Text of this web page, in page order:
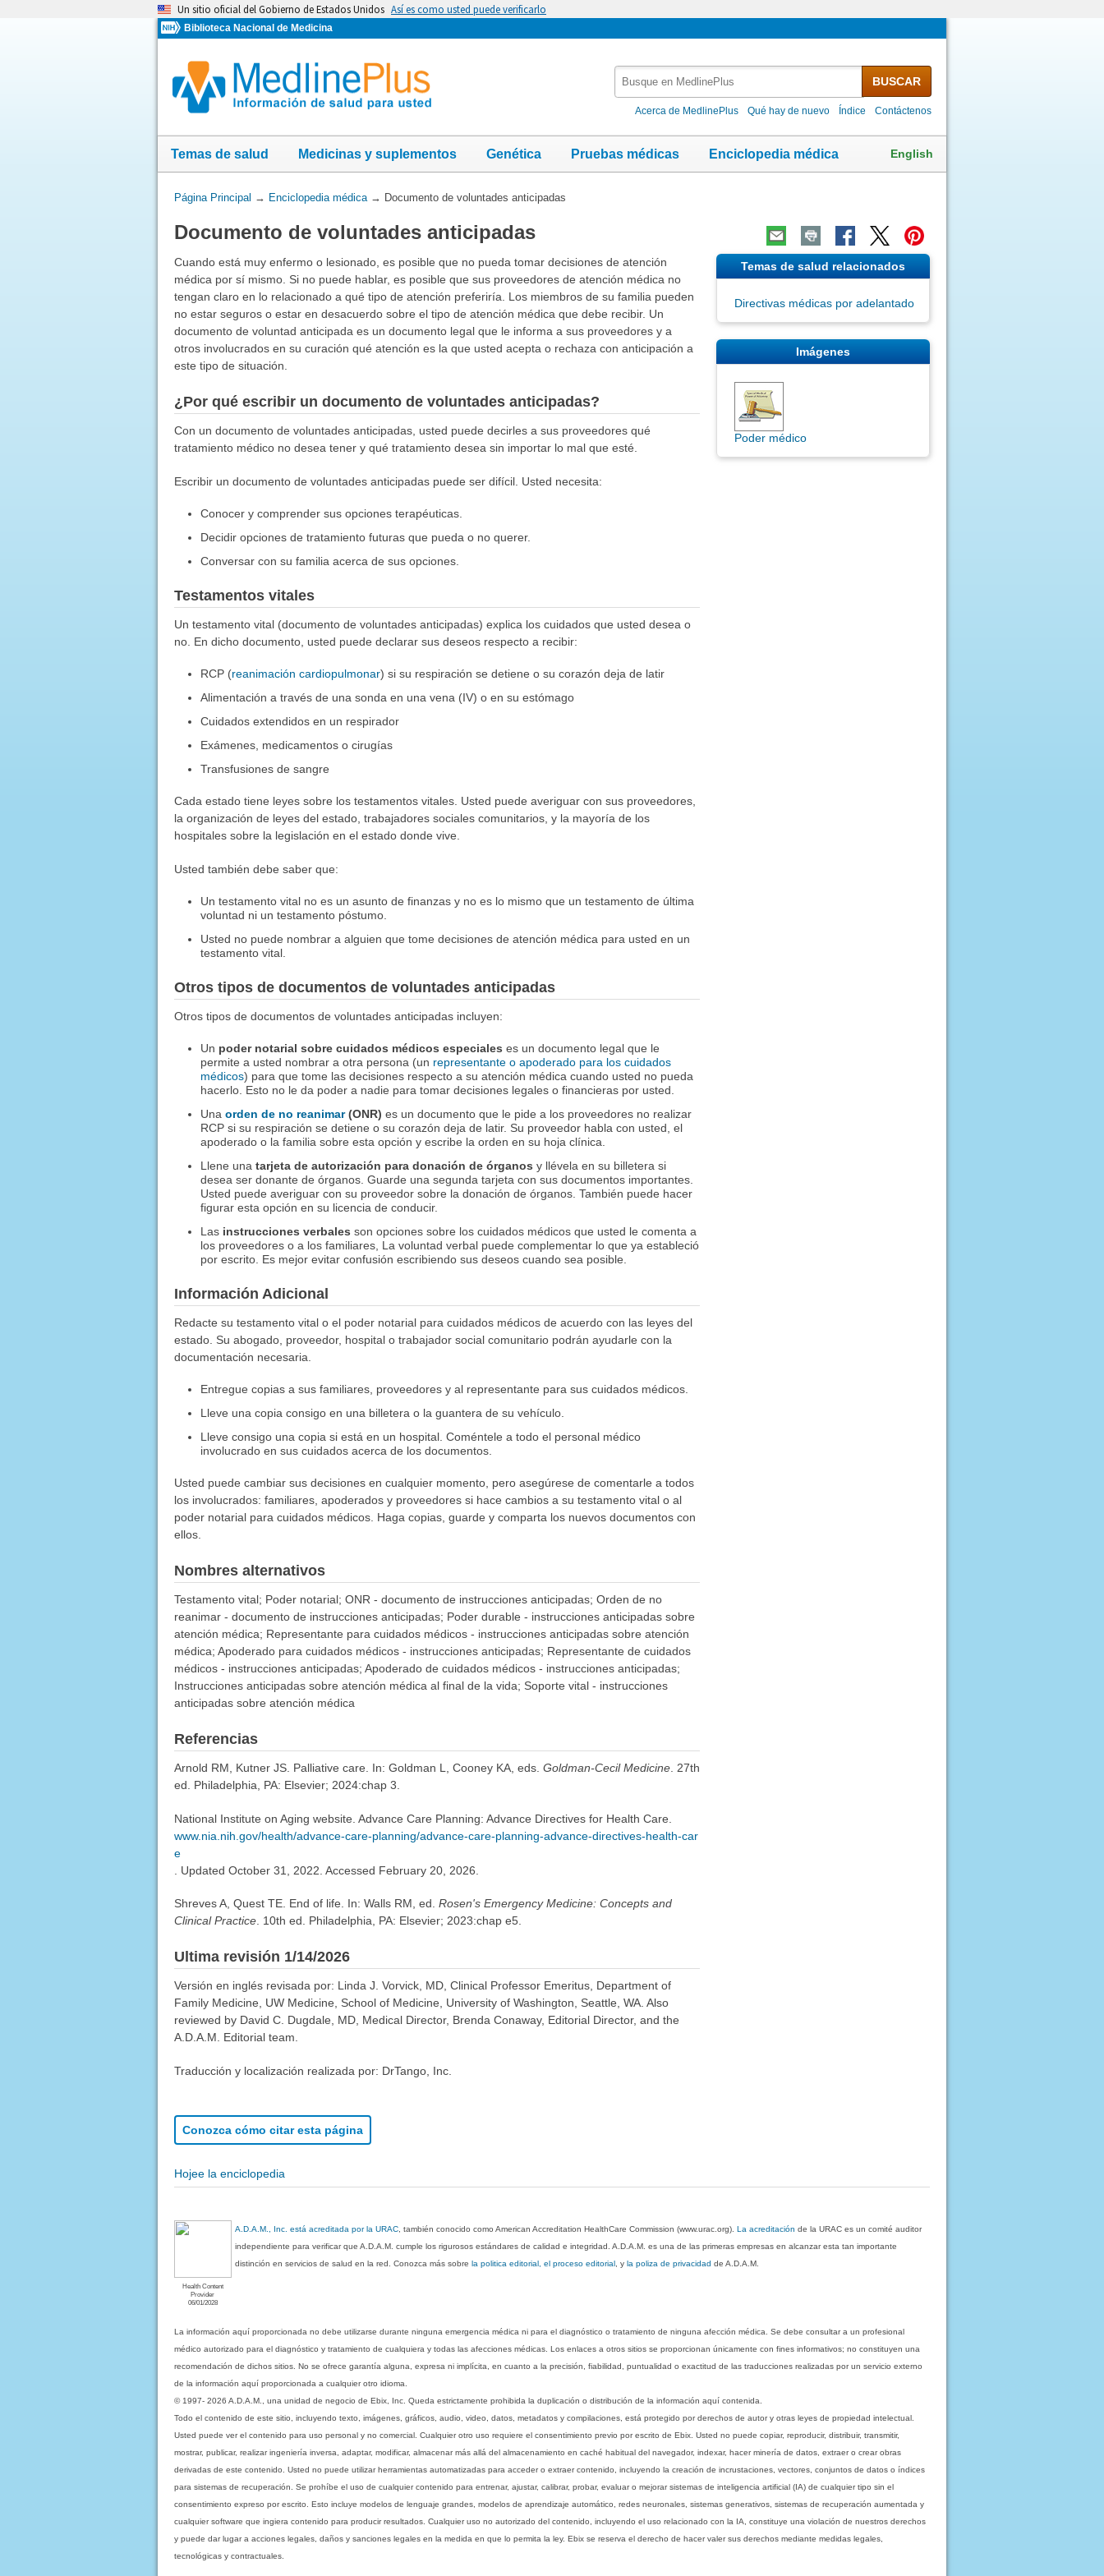
Un sitio oficial del Gobierno de Estados Unidos Así es como usted puede verificarlo
Biblioteca Nacional de Medicina
MedlinePlus
BUSCAR
Acerca de MedlinePlus Qué hay de nuevo Índice Contáctenos
Temas de salud Medicinas y suplementos Genética Pruebas médicas Enciclopedia médica English
Usted
aquí:
Página Principal → Enciclopedia médica→ Documento de voluntades anticipadas
Documento de voluntades anticipadas
Cuando está muy enfermo o lesionado, es posible que no pueda tomar decisiones de atención
médica por sí mismo. Si no puede hablar, es posible que sus proveedores de atención médica no
tengan claro en lo relacionado a qué tipo de atención preferiría. Los miembros de su familia pueden
no estar seguros o estar en desacuerdo sobre el tipo de atención médica que debe recibir. Un
documento de voluntad anticipada es un documento legal que le informa a sus proveedores y a
otros involucrados en su curación qué atención es la que usted acepta o rechaza con anticipación a
este tipo de situación.
¿Por qué escribir un documento de voluntades anticipadas?
Con un documento de voluntades anticipadas, usted puede decirles a sus proveedores qué
tratamiento médico no desea tener y qué tratamiento desea sin importar lo mal que esté.
Escribir un documento de voluntades anticipadas puede ser difícil. Usted necesita:
Conocer y comprender sus opciones terapéuticas.
Decidir opciones de tratamiento futuras que pueda o no querer.
Conversar con su familia acerca de sus opciones.
Testamentos vitales
Un testamento vital (documento de voluntades anticipadas) explica los cuidados que usted desea o
no. En dicho documento, usted puede declarar sus deseos respecto a recibir:
RCP (reanimación cardiopulmonar) si su respiración se detiene o su corazón deja de latir
Alimentación a través de una sonda en una vena (IV) o en su estómago
Cuidados extendidos en un respirador
Exámenes, medicamentos o cirugías
Transfusiones de sangre
Cada estado tiene leyes sobre los testamentos vitales. Usted puede averiguar con sus proveedores,
la organización de leyes del estado, trabajadores sociales comunitarios, y la mayoría de los
hospitales sobre la legislación en el estado donde vive.
Usted también debe saber que:
Un testamento vital no es un asunto de finanzas y no es lo mismo que un testamento de última
voluntad ni un testamento póstumo.
Usted no puede nombrar a alguien que tome decisiones de atención médica para usted en un
testamento vital.
Otros tipos de documentos de voluntades anticipadas
Otros tipos de documentos de voluntades anticipadas incluyen:
Un poder notarial sobre cuidados médicos especiales es un documento legal que le
permite a usted nombrar a otra persona (un representante o apoderado para los cuidados
médicos) para que tome las decisiones respecto a su atención médica cuando usted no pueda
hacerlo. Esto no le da poder a nadie para tomar decisiones legales o financieras por usted.
Unaorden de no reanimar(ONR) es un documento que le pide a los proveedores no realizar
RCP si su respiración se detiene o su corazón deja de latir. Su proveedor habla con usted, el
apoderado o la familia sobre esta opción y escribe la orden en su hoja clínica.
Llene unatarjeta de autorización para donación de órganos y llévela en su billetera si
desea ser donante de órganos. Guarde una segunda tarjeta con sus documentos importantes.
Usted puede averiguar con su proveedor sobre la donación de órganos. También puede hacer
figurar esta opción en su licencia de conducir.
Las instrucciones verbales son opciones sobre los cuidados médicos que usted le comenta a
los proveedores o a los familiares, La voluntad verbal puede complementar lo que ya estableció
por escrito. Es mejor evitar confusión escribiendo sus deseos cuando sea posible.
Información Adicional
Redacte su testamento vital o el poder notarial para cuidados médicos de acuerdo con las leyes del
estado. Su abogado, proveedor, hospital o trabajador social comunitario podrán ayudarle con la
documentación necesaria.
Entregue copias a sus familiares, proveedores y al representante para sus cuidados médicos.
Lleve una copia consigo en una billetera o la guantera de su vehículo.
Lleve consigo una copia si está en un hospital. Coméntele a todo el personal médico
involucrado en sus cuidados acerca de los documentos.
Usted puede cambiar sus decisiones en cualquier momento, pero asegúrese de comentarle a todos
los involucrados: familiares, apoderados y proveedores si hace cambios a su testamento vital o al
poder notarial para cuidados médicos. Haga copias, guarde y comparta los nuevos documentos con
ellos.
Nombres alternativos
Testamento vital; Poder notarial; ONR - documento de instrucciones anticipadas; Orden de no
reanimar - documento de instrucciones anticipadas; Poder durable - instrucciones anticipadas sobre
atención médica; Representante para cuidados médicos - instrucciones anticipadas sobre atención
médica; Apoderado para cuidados médicos - instrucciones anticipadas; Representante de cuidados
médicos - instrucciones anticipadas; Apoderado de cuidados médicos - instrucciones anticipadas;
Instrucciones anticipadas sobre atención médica al final de la vida; Soporte vital - instrucciones
anticipadas sobre atención médica
Referencias
Arnold RM, Kutner JS. Palliative care. In: Goldman L, Cooney KA, eds. Goldman-Cecil Medicine. 27th
ed. Philadelphia, PA: Elsevier; 2024:chap 3.
National Institute on Aging website. Advance Care Planning: Advance Directives for Health Care.
www.nia.nih.gov/health/advance-care-planning/advance-care-planning-advance-directives-health-car
e
. Updated October 31, 2022. Accessed February 20, 2026.
Shreves A, Quest TE. End of life. In: Walls RM, ed. Rosen's Emergency Medicine: Concepts and
Clinical Practice. 10th ed. Philadelphia, PA: Elsevier; 2023:chap e5.
Ultima revisión 1/14/2026
Versión en inglés revisada por: Linda J. Vorvick, MD, Clinical Professor Emeritus, Department of
Family Medicine, UW Medicine, School of Medicine, University of Washington, Seattle, WA. Also
reviewed by David C. Dugdale, MD, Medical Director, Brenda Conaway, Editorial Director, and the
A.D.A.M. Editorial team.
Traducción y localización realizada por: DrTango, Inc.
Conozca cómo citar esta página
Hojee la enciclopedia
Temas de salud relacionados
Directivas médicas por adelantado
Imágenes
Poder médico
Health Content
Provider
06/01/2028
A.D.A.M., Inc. está acreditada por la URAC , también conocido como American Accreditation HealthCare Commission (www.urac.org).La acreditación de la URAC es un comité auditor
independiente para verificar que A.D.A.M. cumple los rigurosos estándares de calidad e integridad. A.D.A.M. es una de las primeras empresas en alcanzar esta tan importante
distinción en servicios de salud en la red. Conozca más sobrela politica editorial, el proceso editorial , yla poliza de privacidad de A.D.A.M.
La información aquí proporcionada no debe utilizarse durante ninguna emergencia médica ni para el diagnóstico o tratamiento de ninguna afección médica. Se debe consultar a un profesional
médico autorizado para el diagnóstico y tratamiento de cualquiera y todas las afecciones médicas. Los enlaces a otros sitios se proporcionan únicamente con fines informativos; no constituyen una
recomendación de dichos sitios. No se ofrece garantía alguna, expresa ni implícita, en cuanto a la precisión, fiabilidad, puntualidad o exactitud de las traducciones realizadas por un servicio externo
de la información aquí proporcionada a cualquier otro idioma.
© 1997- 2026 A.D.A.M., una unidad de negocio de Ebix, Inc. Queda estrictamente prohibida la duplicación o distribución de la información aquí contenida.
Todo el contenido de este sitio, incluyendo texto, imágenes, gráficos, audio, video, datos, metadatos y compilaciones, está protegido por derechos de autor y otras leyes de propiedad intelectual.
Usted puede ver el contenido para uso personal y no comercial. Cualquier otro uso requiere el consentimiento previo por escrito de Ebix. Usted no puede copiar, reproducir, distribuir, transmitir,
mostrar, publicar, realizar ingeniería inversa, adaptar, modificar, almacenar más allá del almacenamiento en caché habitual del navegador, indexar, hacer minería de datos, extraer o crear obras
derivadas de este contenido. Usted no puede utilizar herramientas automatizadas para acceder o extraer contenido, incluyendo la creación de incrustaciones, vectores, conjuntos de datos o índices
para sistemas de recuperación. Se prohíbe el uso de cualquier contenido para entrenar, ajustar, calibrar, probar, evaluar o mejorar sistemas de inteligencia artificial (IA) de cualquier tipo sin el
consentimiento expreso por escrito. Esto incluye modelos de lenguaje grandes, modelos de aprendizaje automático, redes neuronales, sistemas generativos, sistemas de recuperación aumentada y
cualquier software que ingiera contenido para producir resultados. Cualquier uso no autorizado del contenido, incluyendo el uso relacionado con la IA, constituye una violación de nuestros derechos
y puede dar lugar a acciones legales, daños y sanciones legales en la medida en que lo permita la ley. Ebix se reserva el derecho de hacer valer sus derechos mediante medidas legales,
tecnológicas y contractuales.